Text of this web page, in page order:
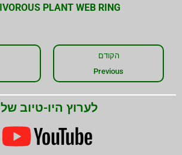
PLANT WEB RING
הקודם
Previous
לערוץ היו-טיוב